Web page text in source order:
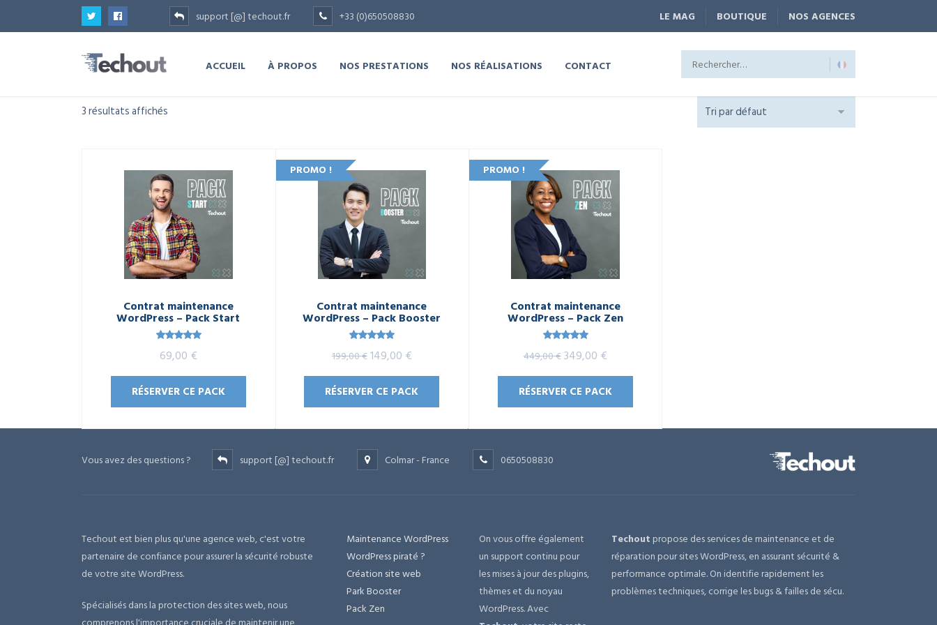
support [@] techout.fr +33 (0)650508830 LE MAG BOUTIQUE NOS AGENCES
ACCUEIL À PROPOS NOS PRESTATIONS NOS RÉALISATIONS CONTACT
3 résultats affichés
Contrat maintenance
WordPress – Pack Start
sur 5
69,00 €
RÉSERVER CE PACK
PROMO !
Contrat maintenance
WordPress – Pack Booster
sur 5
199,00€Le
prix
initial
était :
199,00 €.
149,00 €Le
prix
actuel
est :
149,00 €.
RÉSERVER CE PACK
PROMO !
Contrat maintenance
WordPress – Pack Zen
sur 5
449,00€Le
prix
initial
était :
449,00 €.
349,00 €Le
prix
actuel
est :
349,00 €.
RÉSERVER CE PACK
Vous avez des questions ? support [@] techout.fr Colmar - France 0650508830
Techout est bien plus qu'une agence web, c'est votre
partenaire de confiance pour assurer la sécurité robuste
de votre site WordPress.
Spécialisés dans la protection des sites web, nous
Maintenance WordPress
WordPress piraté ?
Création site web
Park Booster
Pack Zen
On vous offre également
un support continu pour
les mises à jour des plugins,
thèmes et du noyau
WordPress. Avec
Techout propose des services de maintenance et de
réparation pour sites WordPress, en assurant sécurité &
performance optimale. On identifie rapidement les
problèmes techniques, corrige les bugs & failles de sécu.